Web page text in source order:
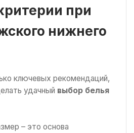
при
нижнего
ключевых рекомендаций,
удачный выбор белья
– это основа